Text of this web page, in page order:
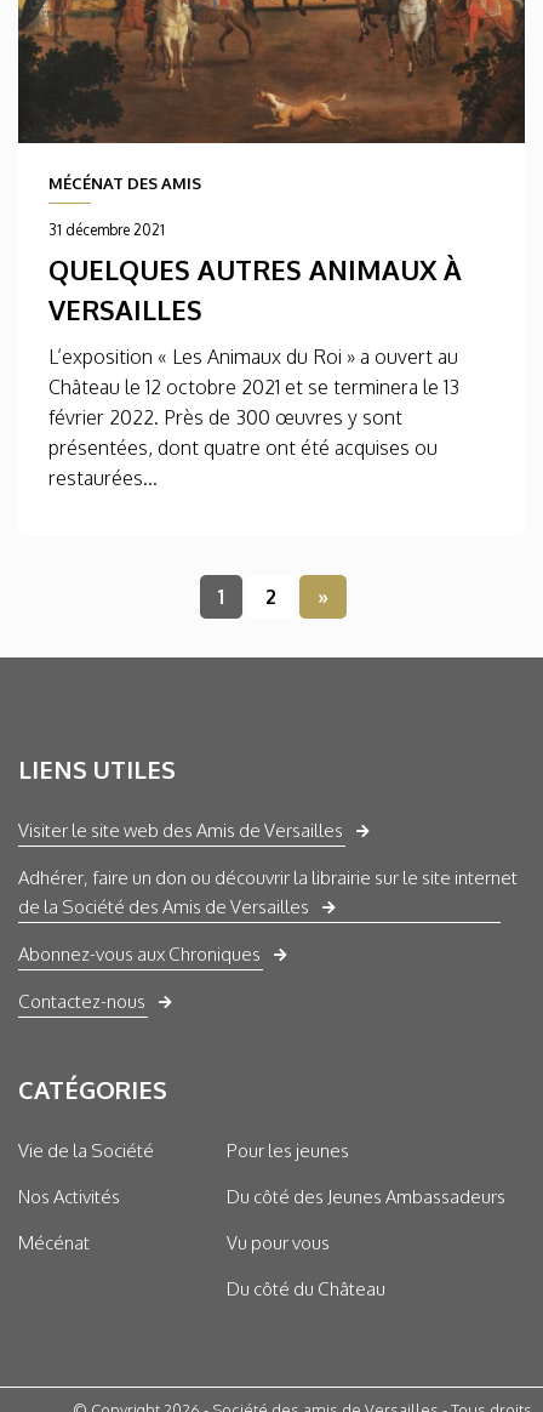
MÉCÉNAT DES AMIS
31 décembre 2021
QUELQUES AUTRES ANIMAUX À
VERSAILLES
L’exposition « Les Animaux du Roi » a ouvert au
Château le 12 octobre 2021 et se terminera le 13
février 2022. Près de 300 œuvres y sont
présentées, dont quatre ont été acquises ou
restaurées...
1 2 »
LIENS UTILES
Visiter le site web des Amis de Versailles
Adhérer, faire un don ou découvrir la librairie sur le site internet
de la Société des Amis de Versailles
Abonnez-vous aux Chroniques
Contactez-nous
CATÉGORIES
Vie de la Société
Nos Activités
Mécénat
Pour les jeunes
Du côté des Jeunes Ambassadeurs
Vu pour vous
Du côté du Château